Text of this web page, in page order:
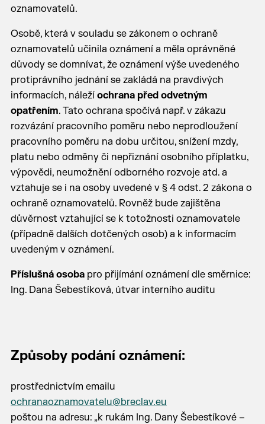
oznamovatelů.
Osobě, která v souladu se zákonem o ochraně
oznamovatelů učinila oznámení a měla oprávněné
důvody se domnívat, že oznámení výše uvedeného
protiprávního jednání se zakládá na pravdivých
informacích, náleží ochrana před odvetným
opatřením. Tato ochrana spočívá např. v zákazu
rozvázání pracovního poměru nebo neprodloužení
pracovního poměru na dobu určitou, snížení mzdy,
platu nebo odměny či nepřiznání osobního příplatku,
výpovědi, neumožnění odborného rozvoje atd. a
vztahuje se i na osoby uvedené v § 4 odst. 2 zákona o
ochraně oznamovatelů. Rovněž bude zajištěna
důvěrnost vztahující se k totožnosti oznamovatele
(případně dalších dotčených osob) a k informacím
uvedeným v oznámení.
Příslušná osobapro přijímání oznámení dle směrnice:
Ing. Dana Šebestíková, útvar interního auditu
Způsoby podání oznámení:
prostřednictvím emailu
ochranaoznamovatelu@breclav.eu
poštou na adresu: „k rukám Ing. Dany Šebestíkové –